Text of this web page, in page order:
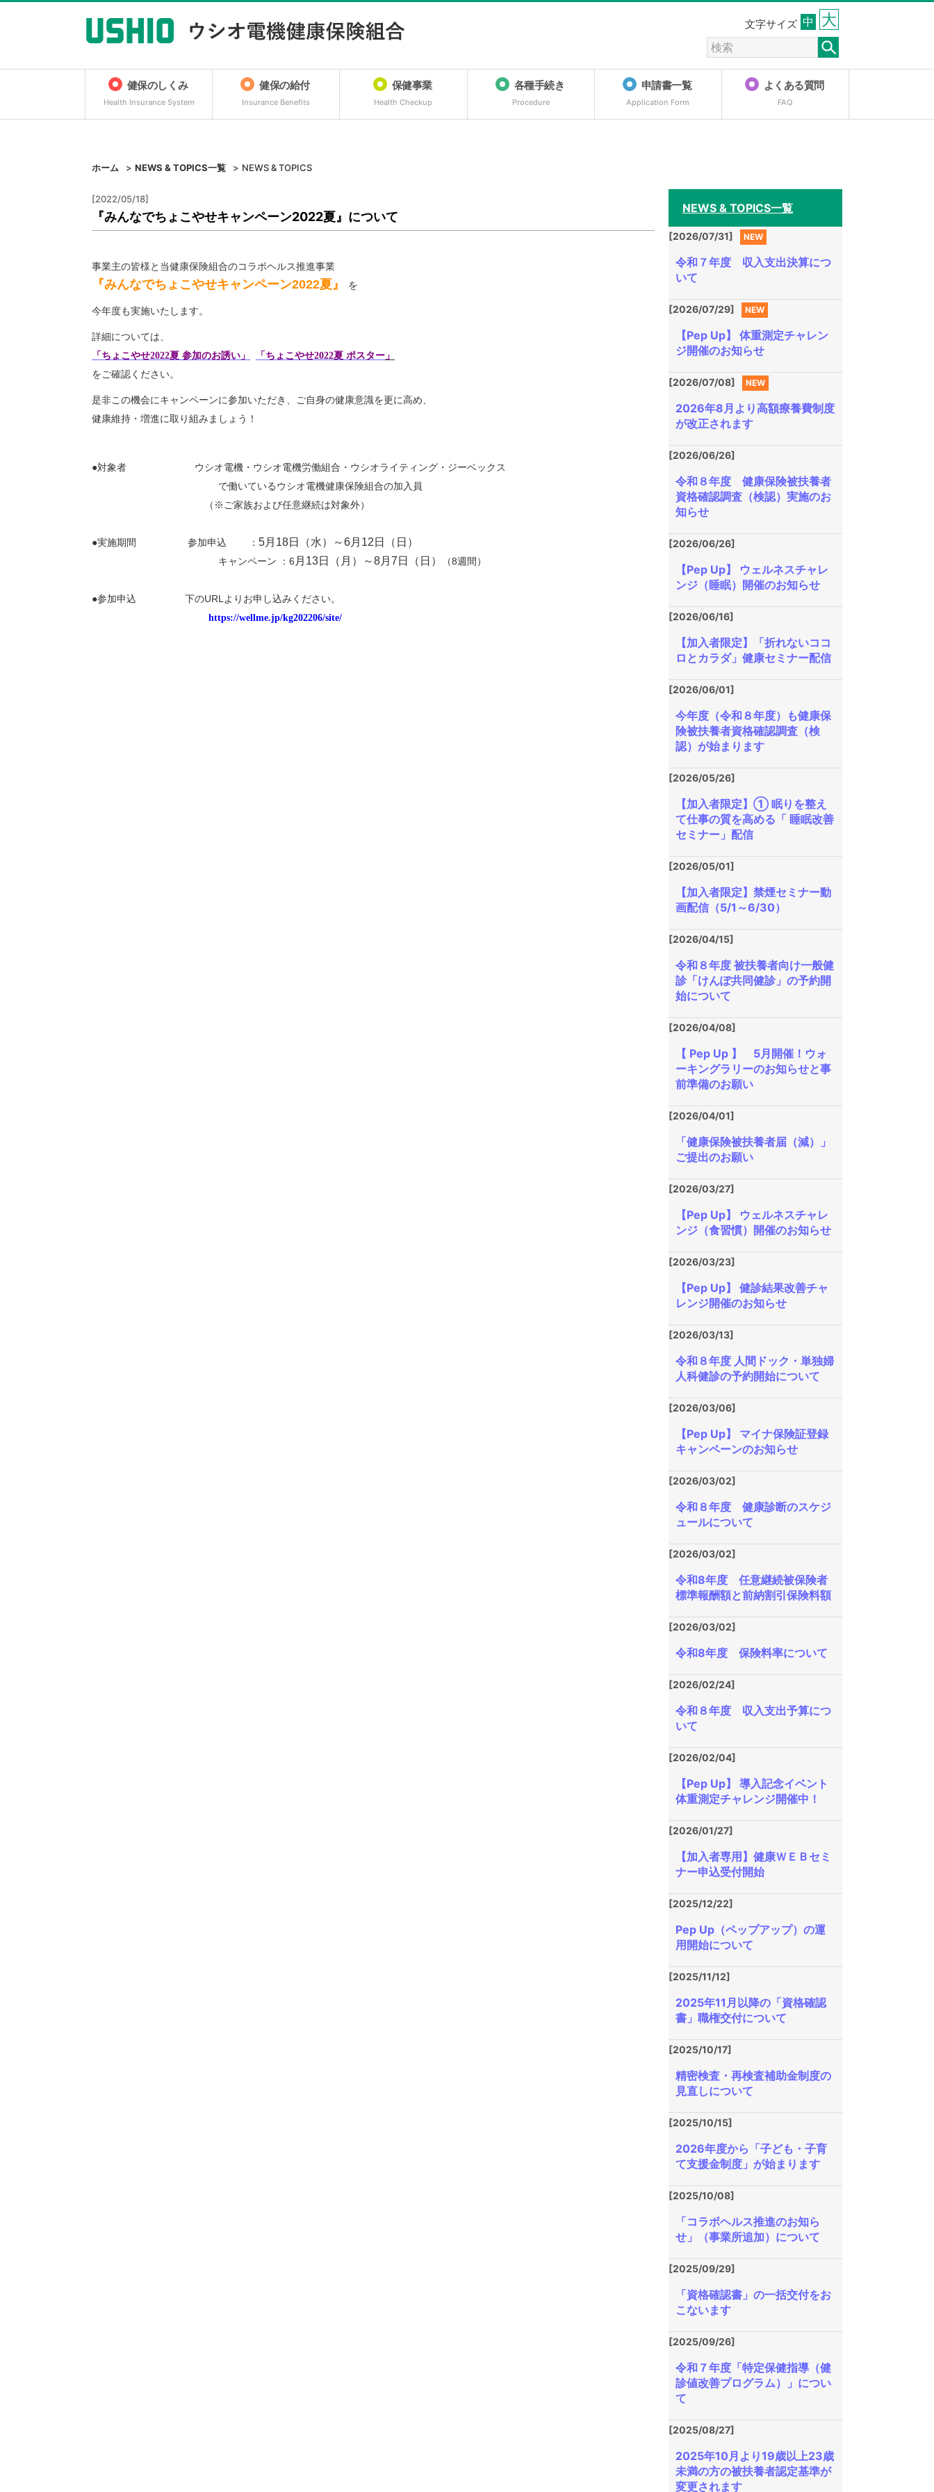
文字サイズ 中 大
健保のしくみ
Health Insurance System
健保の給付
Insurance Benefits
保健事業
Health Checkup
各種手続き
Procedure
申請書一覧
Application Form
よくある質問
FAQ
ホーム NEWS & TOPICS一覧 NEWS & TOPICS
[2022/05/18]
『みんなでちょこやせキャンペーン2022夏』について
事業主の皆様と当健康保険組合のコラボヘルス推進事業
『みんなでちょこやせキャンペーン2022夏 』 を
今年度も実施いたします。
詳細については、
「ちょこやせ2022夏 参加のお誘い」
「ちょこやせ2022夏 ポスター 」
をご確認ください。
是非この機会にキャンペーンに参加いただき、ご自身の健康意識を更に高め、
健康維持・増進に取り組みましょう！
●対象者 ウシオ電機・ウシオ電機労働組合・ウシオライティング・ジーベックス
で働いているウシオ電機健康保険組合の加入員
（ ※ ご家族および任意継続は対象外）
●実施期間 参加申込 ： 5月 18日（水）～6月 12 日（日）
キャンペーン ： 6 月 13日（月）～8月 7 日（日） （8週間）
●参加申込 下のURL よりお申し込みください。
https://wellme.jp/kg202206/site/
NEWS & TOPICS一覧
[2026/07/31] NEW
令和７年度 収入支出決算につ
いて
[2026/07/29] NEW
【Pep Up】 体重測定チャレン
ジ開催のお知らせ
[2026/07/08] NEW
2026年8月より高額療養費制度
が改正されます
[2026/06/26]
令和８年度 健康保険被扶養者
資格確認調査（検認）実施のお
知らせ
[2026/06/26]
【Pep Up】 ウェルネスチャレ
ンジ（睡眠）開催のお知らせ
[2026/06/16]
【加入者限定】「折れないココ
ロとカラダ」健康セミナー配信
[2026/06/01]
今年度（令和８年度）も健康保
険被扶養者資格確認調査（検
認）が始まります
[2026/05/26]
【加入者限定】① 眠りを整え
て仕事の質を高める「 睡眠改善
セミナー」配信
[2026/05/01]
【加入者限定】禁煙セミナー動
画配信（5/1～6/30）
[2026/04/15]
令和８年度 被扶養者向け一般健
診「けんぽ共同健診」の予約開
始について
[2026/04/08]
【 Pep Up 】 5月開催！ウォ
ーキングラリーのお知らせと事
前準備のお願い
[2026/04/01]
「健康保険被扶養者届（減）」
ご提出のお願い
[2026/03/27]
【Pep Up】 ウェルネスチャレ
ンジ（食習慣）開催のお知らせ
[2026/03/23]
【Pep Up】 健診結果改善チャ
レンジ開催のお知らせ
[2026/03/13]
令和８年度 人間ドック・単独婦
人科健診の予約開始について
[2026/03/06]
【Pep Up】 マイナ保険証登録
キャンペーンのお知らせ
[2026/03/02]
令和８年度 健康診断のスケジ
ュールについて
[2026/03/02]
令和8年度 任意継続被保険者
標準報酬額と前納割引保険料額
[2026/03/02]
令和8年度 保険料率について
[2026/02/24]
令和８年度 収入支出予算につ
いて
[2026/02/04]
【Pep Up】 導入記念イベント
体重測定チャレンジ開催中！
[2026/01/27]
【加入者専用】健康ＷＥＢセミ
ナー申込受付開始
[2025/12/22]
Pep Up（ペップアップ）の運
用開始について
[2025/11/12]
2025年11月以降の「資格確認
書」職権交付について
[2025/10/17]
精密検査・再検査補助金制度の
見直しについて
[2025/10/15]
2026年度から「子ども・子育
て支援金制度」が始まります
[2025/10/08]
「コラボヘルス推進のお知ら
せ」（事業所追加）について
[2025/09/29]
「資格確認書」の一括交付をお
こないます
[2025/09/26]
令和７年度「特定保健指導（健
診値改善プログラム）」につい
て
[2025/08/27]
2025年10月より19歳以上23歳
未満の方の被扶養者認定基準が
変更されます